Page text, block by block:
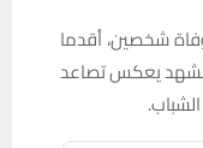
شخصين، أقدما
مشهد يعكس تصاعد